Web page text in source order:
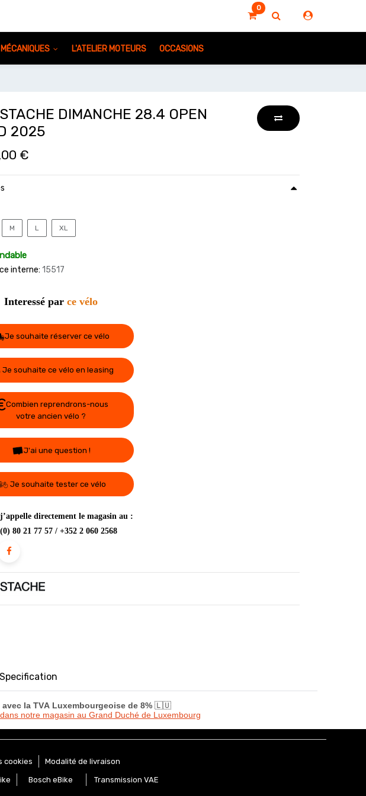
0
L'ATELIER MOTEURS OCCASIONS
DIMANCHE 28.4 OPEN
2025
€
M L XL
interne: 15517
Interessé par ce vélo
Je souhaite réserver ce vélo
Je souhaite ce vélo en leasing
Combien reprendrons-nous
votre ancien vélo ?
J'ai une question !
Je souhaite tester ce vélo
directement le magasin au :
80 21 77 57 / +352 2 060 2568
Specification
la TVA Luxembourgeoise de 8% 🇱🇺
notre magasin au Grand Duché de Luxembourg
cookies Modalité de livraison
Bosch eBike Transmission VAE